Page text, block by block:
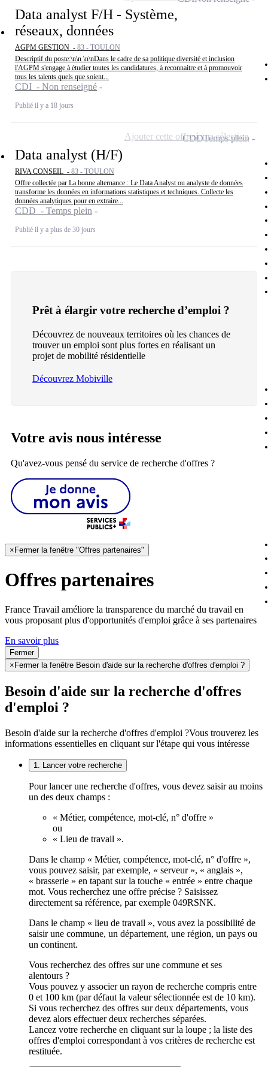
Data analyst F/H - Système,
réseaux, données
AGPM GESTION - 83 - TOULON
Descriptif du poste:\n\n \n\nDans le cadre de sa politique diversité et inclusion
l'AGPM s'engage à étudier toutes les candidatures, à reconnaitre et à promouvoir
tous les talents quels que soient...
CDI - Non renseigné
Publié il y a 18 jours
Data analyst (H/F)
RIVA CONSEIL - 83 - TOULON
Offre collectée par La bonne alternance : Le Data Analyst ou analyste de données
transforme les données en informations statistiques et techniques. Collecte les
données analytiques pour en extraire...
CDD - Temps plein
Publié il y a plus de 30 jours
CDDTemps plein
Ajouter cette offre à ma sélection
Prêt à élargir votre recherche d’emploi ?
Découvrez de nouveaux territoires où les chances de
trouver un emploi sont plus fortes en réalisant un
projet de mobilité résidentielle
Découvrez Mobiville
Votre avis nous intéresse
Qu'avez-vous pensé du service de recherche d'offres ?
× Fermer la fenêtre "Offres partenaires"
Offres partenaires
France Travail améliore la transparence du marché du travail en
vous proposant plus d'opportunités d'emploi grâce à ses partenaires
En savoir plus
Fermer
× Fermer la fenêtre Besoin d'aide sur la recherche d'offres d'emploi ?
Besoin d'aide sur la recherche d'offres
d'emploi ?
Besoin d'aide sur la recherche d'offres d'emploi ?Vous trouverez les
informations essentielles en cliquant sur l'étape qui vous intéresse
1. Lancer votre recherche
Pour lancer une recherche d'offres, vous devez saisir au moins
un des deux champs :
« Métier, compétence, mot-clé, n° d'offre »
ou
« Lieu de travail ».
Dans le champ « Métier, compétence, mot-clé, n° d'offre »,
vous pouvez saisir, par exemple, « serveur », « anglais »,
« brasserie » en tapant sur la touche « entrée » entre chaque
mot. Vous recherchez une offre précise ? Saisissez
directement sa référence, par exemple 049RSNK.
Dans le champ « lieu de travail », vous avez la possibilité de
saisir une commune, un département, une région, un pays ou
un continent.
Vous recherchez des offres sur une commune et ses
alentours ?
Vous pouvez y associer un rayon de recherche compris entre
0 et 100 km (par défaut la valeur sélectionnée est de 10 km).
Si vous recherchez des offres sur deux départements, vous
devez alors effectuer deux recherches séparées.
Lancez votre recherche en cliquant sur la loupe ; la liste des
offres d'emploi correspondant à vos critères de recherche est
restituée.